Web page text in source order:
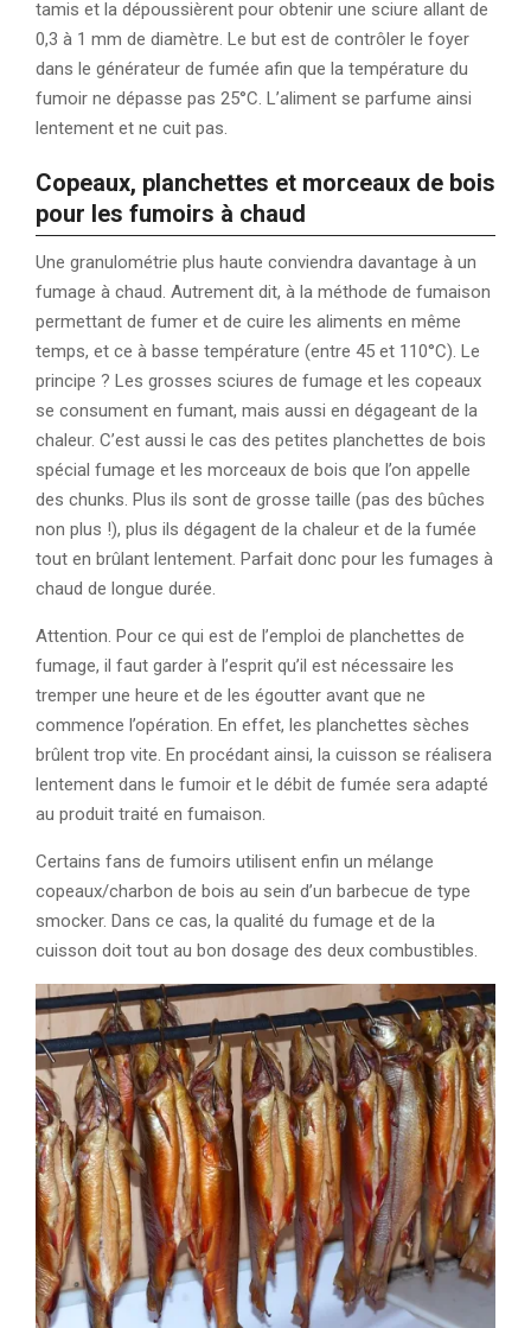
tamis et la dépoussièrent pour obtenir une sciure allant de
0,3 à 1 mm de diamètre. Le but est de contrôler le foyer
dans le générateur de fumée afin que la température du
fumoir ne dépasse pas 25°C. L’aliment se parfume ainsi
lentement et ne cuit pas.
Copeaux, planchettes et morceaux de bois
pour les fumoirs à chaud
Une granulométrie plus haute conviendra davantage à un
fumage à chaud. Autrement dit, à la méthode de fumaison
permettant de fumer et de cuire les aliments en même
temps, et ce à basse température (entre 45 et 110°C). Le
principe ? Les grosses sciures de fumage et les copeaux
se consument en fumant, mais aussi en dégageant de la
chaleur. C’est aussi le cas des petites planchettes de bois
spécial fumage et les morceaux de bois que l’on appelle
des chunks. Plus ils sont de grosse taille (pas des bûches
non plus !), plus ils dégagent de la chaleur et de la fumée
tout en brûlant lentement. Parfait donc pour les fumages à
chaud de longue durée.
Attention. Pour ce qui est de l’emploi de planchettes de
fumage, il faut garder à l’esprit qu’il est nécessaire les
tremper une heure et de les égoutter avant que ne
commence l’opération. En effet, les planchettes sèches
brûlent trop vite. En procédant ainsi, la cuisson se réalisera
lentement dans le fumoir et le débit de fumée sera adapté
au produit traité en fumaison.
Certains fans de fumoirs utilisent enfin un mélange
copeaux/charbon de bois au sein d’un barbecue de type
smocker. Dans ce cas, la qualité du fumage et de la
cuisson doit tout au bon dosage des deux combustibles.